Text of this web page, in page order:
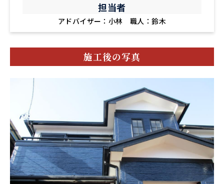
担当者
アドバイザー：小林 職人：鈴木
施工後の写真